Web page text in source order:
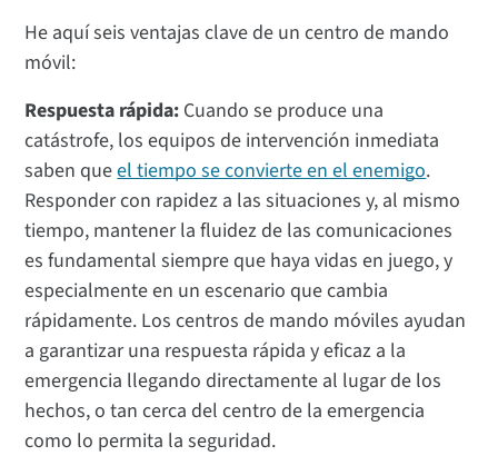
He aquí seis ventajas clave de un centro de mando
móvil:
Respuesta rápida: Cuando se produce una
catástrofe, los equipos de intervención inmediata
saben queel tiempo se convierte en el enemigo.
Responder con rapidez a las situaciones y, al mismo
tiempo, mantener la fluidez de las comunicaciones
es fundamental siempre que haya vidas en juego, y
especialmente en un escenario que cambia
rápidamente. Los centros de mando móviles ayudan
a garantizar una respuesta rápida y eficaz a la
emergencia llegando directamente al lugar de los
hechos, o tan cerca del centro de la emergencia
como lo permita la seguridad.